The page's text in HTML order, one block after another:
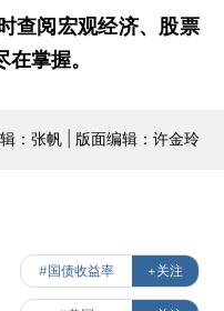
查阅宏观经济、股票
掌握。
：张帆 | 版面编辑：许金玲
#国债收益率 +关注